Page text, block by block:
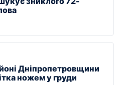
Дніпропетровщини
ножем у груди